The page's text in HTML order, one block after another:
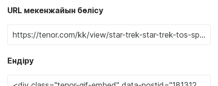
URL мекенжайын бөлісу
Ендіру